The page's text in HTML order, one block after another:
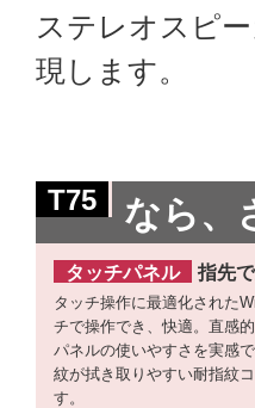
ステレオスピ
現します。
T75 なら、
タッチパネル 指先
タッチ操作に最適化された
チで操作でき、快適。直感
パネルの使いやすさを実感
紋が拭き取りやすい耐指紋
す。